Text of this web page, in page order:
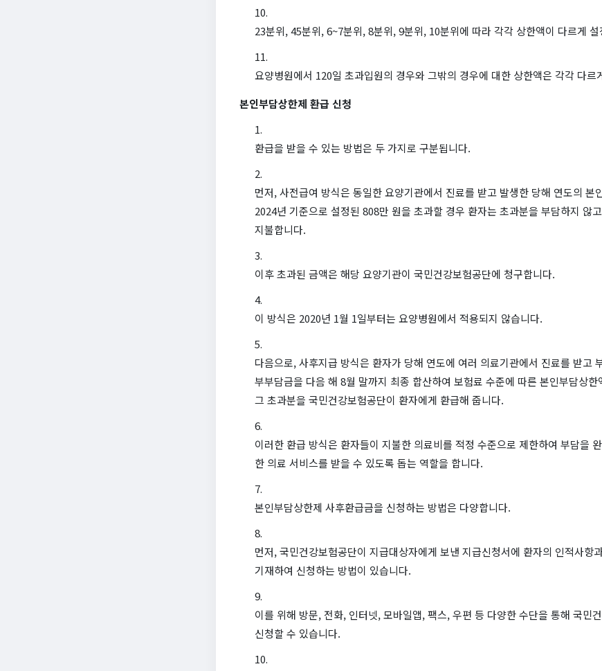
23분위, 45분위, 6~7분위, 8분위, 9분위, 10분위에 따라 각각 상한액이 다르게
요양병원에서 120일 초과입원의 경우와 그밖의 경우에 대한 상한액은 각각 다르
본인부담상한제 환급 신청
환급을 받을 수 있는 방법은 두 가지로 구분됩니다.
먼저, 사전급여 방식은 동일한 요양기관에서 진료를 받고 발생한 당해 연도의 본
2024년 기준으로 설정된 808만 원을 초과할 경우 환자는 초과분을 부담하지 않
지불합니다.
이후 초과된 금액은 해당 요양기관이 국민건강보험공단에 청구합니다.
이 방식은 2020년 1월 1일부터는 요양병원에서 적용되지 않습니다.
다음으로, 사후지급 방식은 환자가 당해 연도에 여러 의료기관에서 진료를 받고
부부담금을 다음 해 8월 말까지 최종 합산하여 보험료 수준에 따른 본인부담상
그 초과분을 국민건강보험공단이 환자에게 환급해 줍니다.
이러한 환급 방식은 환자들이 지불한 의료비를 적정 수준으로 제한하여 부담을
한 의료 서비스를 받을 수 있도록 돕는 역할을 합니다.
본인부담상한제 사후환급금을 신청하는 방법은 다양합니다.
먼저, 국민건강보험공단이 지급대상자에게 보낸 지급신청서에 환자의 인적사항
기재하여 신청하는 방법이 있습니다.
이를 위해 방문, 전화, 인터넷, 모바일앱, 팩스, 우편 등 다양한 수단을 통해 국민
신청할 수 있습니다.